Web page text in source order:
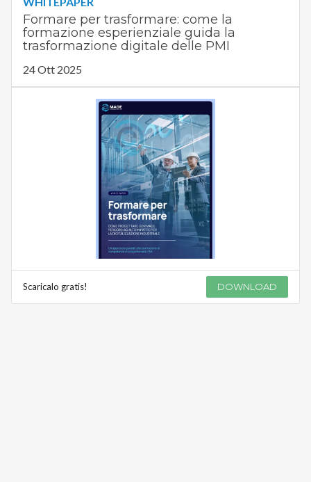
Formare per trasformare: come la
formazione esperienziale guida la
trasformazione digitale delle PMI
24 Ott 2025
Scaricalo gratis! DOWNLOAD